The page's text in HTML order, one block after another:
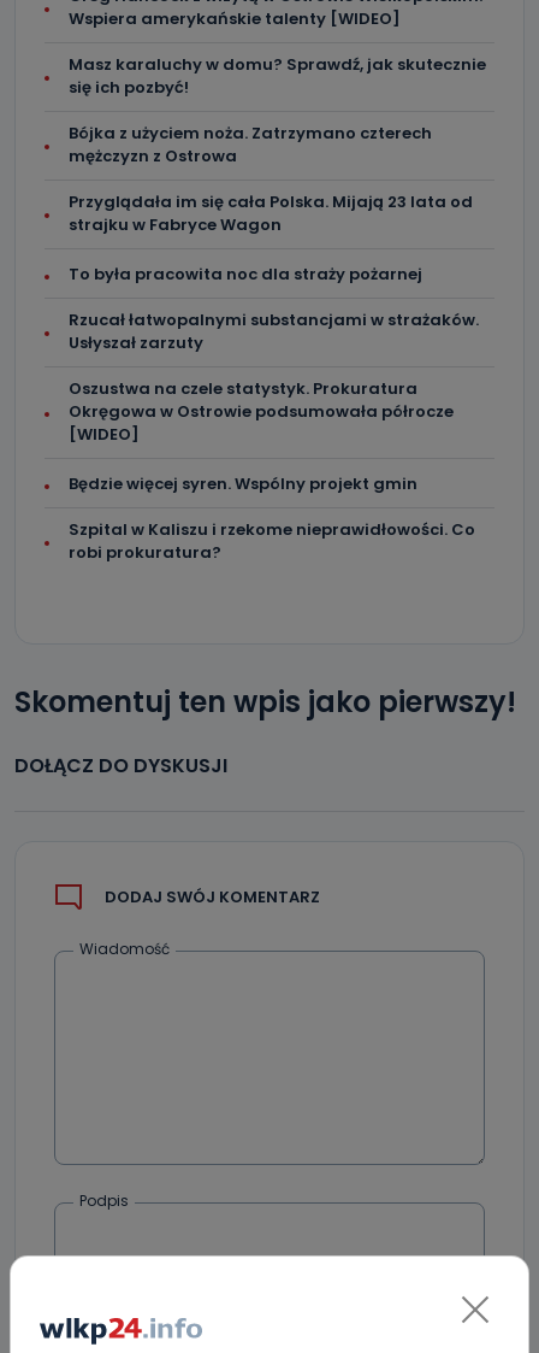
Wspiera amerykańskie talenty [WIDEO]
Masz karaluchy w domu? Sprawdź, jak skutecznie
się ich pozbyć!
Bójka z użyciem noża. Zatrzymano czterech
mężczyzn z Ostrowa
Przyglądała im się cała Polska. Mijają 23 lata od
strajku w Fabryce Wagon
To była pracowita noc dla straży pożarnej
Rzucał łatwopalnymi substancjami w strażaków.
Usłyszał zarzuty
Oszustwa na czele statystyk. Prokuratura
Okręgowa w Ostrowie podsumowała półrocze
[WIDEO]
Będzie więcej syren. Wspólny projekt gmin
Szpital w Kaliszu i rzekome nieprawidłowości. Co
robi prokuratura?
Skomentuj ten wpis jako pierwszy!
DOŁĄCZ DO DYSKUSJI
DODAJ SWÓJ KOMENTARZ
Wiadomość
Podpis